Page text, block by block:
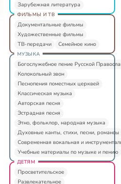
Зарубежная литература
ФИЛЬМЫ И ТВ
Документальные фильмы
Художественные фильмы
ТВ-передачи
Семейное кино
МУЗЫКА
Богослужебное пение Русской
Колокольный звон
Песнопения поместных церквей
Классическая музыка
Авторская песня
Эстрадная песня
Этно, фольклор, народная музыка
Духовные канты, стихи, песни, романсы
Современная вокальная и
Учебные материалы по музыке и пению
ДЕТЯМ
Просветительское
Развлекательное